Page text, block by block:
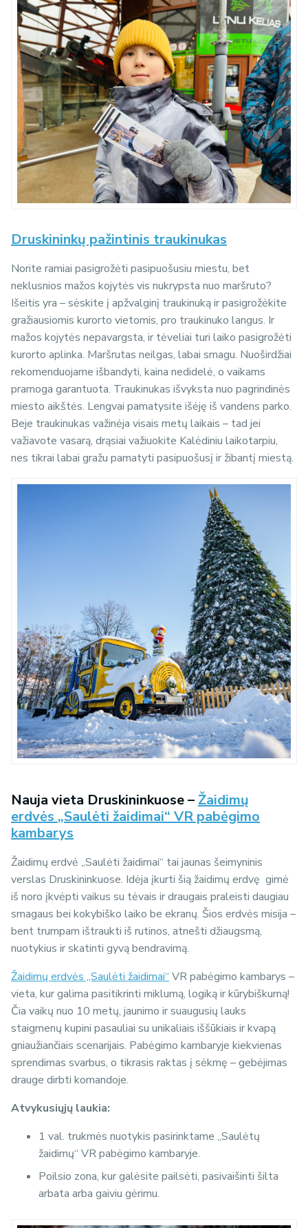
Druskininkų pažintinis traukinukas
Norite ramiai pasigrožėti pasipuošusiu miestu, bet
neklusnios mažos kojytės vis nukrypsta nuo maršruto?
Išeitis yra – sėskite į apžvalginį traukinuką ir pasigrožėkite
gražiausiomis kurorto vietomis, pro traukinuko langus. Ir
mažos kojytės nepavargsta, ir tėveliai turi laiko pasigrožėti
kurorto aplinka. Maršrutas neilgas, labai smagu. Nuoširdžiai
rekomenduojame išbandyti, kaina nedidelė, o vaikams
pramoga garantuota. Traukinukas išvyksta nuo pagrindinės
miesto aikštės. Lengvai pamatysite išėję iš vandens parko.
Beje traukinukas važinėja visais metų laikais – tad jei
važiavote vasarą, drąsiai važiuokite Kalėdiniu laikotarpiu,
nes tikrai labai gražu pamatyti pasipuošusį ir žibantį miestą.
Nauja vieta Druskininkuose – Žaidimų
erdvės „Saulėti žaidimai“ VR pabėgimo
kambarys
Žaidimų erdvė „Saulėti žaidimai“ tai jaunas šeimyninis
verslas Druskininkuose. Idėja įkurti šią žaidimų erdvę gimė
iš noro įkvėpti vaikus su tėvais ir draugais praleisti daugiau
smagaus bei kokybiško laiko be ekranų. Šios erdvės misija –
bent trumpam ištraukti iš rutinos, atnešti džiaugsmą,
nuotykius ir skatinti gyvą bendravimą.
Žaidimų erdvės „Saulėti žaidimai“ VR pabėgimo kambarys –
vieta, kur galima pasitikrinti miklumą, logiką ir kūrybiškumą!
Čia vaikų nuo 10 metų, jaunimo ir suaugusių lauks
staigmenų kupini pasauliai su unikaliais iššūkiais ir kvapą
gniaužiančiais scenarijais. Pabėgimo kambaryje kiekvienas
sprendimas svarbus, o tikrasis raktas į sėkmę – gebėjimas
drauge dirbti komandoje.
Atvykusiųjų laukia:
1 val. trukmės nuotykis pasirinktame „Saulėtų
žaidimų“ VR pabėgimo kambaryje.
Poilsio zona, kur galėsite pailsėti, pasivaišinti šilta
arbata arba gaiviu gėrimu.